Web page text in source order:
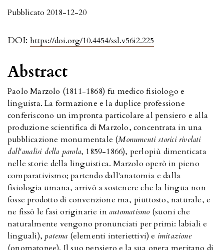
DOI: https://doi.org/10.4454/ssl.v56i2.225
Pubblicato 2018-12-20
Abstract
Paolo Marzolo (1811-1868) fu medico fisiologo e
linguista. La formazione e la duplice professione
conferiscono un impronta particolare al pensiero e alla
produzione scientifica di Marzolo, concentrata in una
pubblicazione monumentale (Monumenti storici rivelati
dall'analisi della parola, 1859-1866), perlopiù dimenticata
nelle storie della linguistica. Marzolo operò in pieno
comparativismo; partendo dall'anatomia e dalla
fisiologia umana, arrivò a sostenere che la lingua non
fosse prodotto di convenzione ma, piuttosto, naturale, e
ne fissò le fasi originarie inautomatismo (suoni che
naturalmente vengono pronunciati per primi: labiali e
linguali), patema (elementi interiettivi) e imitazione